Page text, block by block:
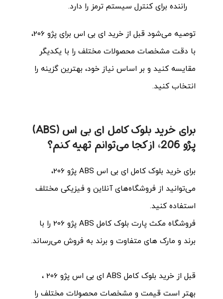
راننده برای کنترل سیستم ترمز را دارد.
توصیه می‌شود قبل از خرید ای بی اس برای پژو 206،
با دقت مشخصات محصولات مختلف را با یکدیگر
مقایسه کنید و بر اساس نیاز خود، بهترین گزینه را
انتخاب کنید.
برای خرید بلوک کامل ای بی اس (ABS)
پژو 206، از کجا می‌توانم تهیه کنم؟
برای خرید بلوک کامل ای بی اس ABS پژو 206،
می‌توانید از فروشگاه‌های آنلاین و فیزیکی مختلف
استفاده کنید.
فروشگاه مکث پارت بلوک کامل ABS پژو 206 را با
برند و مارک های متفاوت و برند به فروش می‌رساند.
قبل از خرید بلوک کامل ABS ای بی اس پژو 206 ،
بهتر است قیمت و مشخصات محصولات مختلف را